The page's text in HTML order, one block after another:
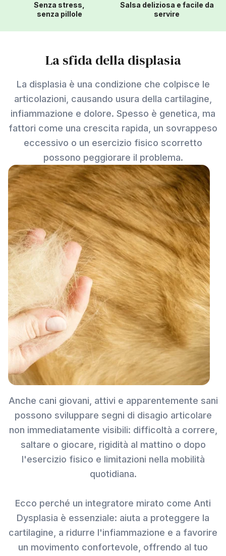
Senza stress,
senza pillole
Salsa deliziosa e facile da
servire
La sfida della displasia
La displasia è una condizione che colpisce le
articolazioni, causando usura della cartilagine,
infiammazione e dolore. Spesso è genetica, ma
fattori come una crescita rapida, un sovrappeso
eccessivo o un esercizio fisico scorretto
possono peggiorare il problema.
Anche cani giovani, attivi e apparentemente sani
possono sviluppare segni di disagio articolare
non immediatamente visibili: difficoltà a correre,
saltare o giocare, rigidità al mattino o dopo
l'esercizio fisico e limitazioni nella mobilità
quotidiana.
Ecco perché un integratore mirato come Anti
Dysplasia è essenziale: aiuta a proteggere la
cartilagine, a ridurre l'infiammazione e a favorire
un movimento confortevole, offrendo al tuo